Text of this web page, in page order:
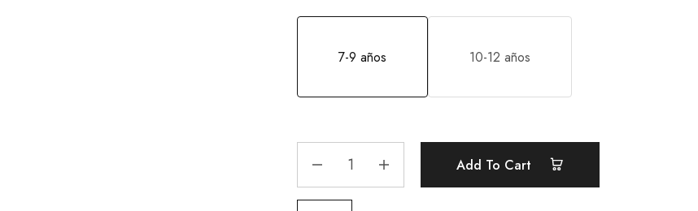
7-9 años 10-12 años
Add To Cart